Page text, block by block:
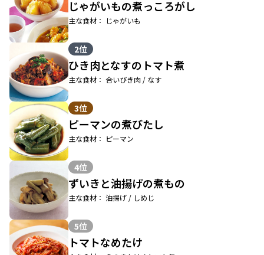
じゃがいもの煮っころがし
主な食材： じゃがいも
2位
ひき肉となすのトマト煮
主な食材： 合いびき肉 / なす
3位
ピーマンの煮びたし
主な食材： ピーマン
4位
ずいきと油揚げの煮もの
主な食材： 油揚げ / しめじ
5位
トマトなめたけ